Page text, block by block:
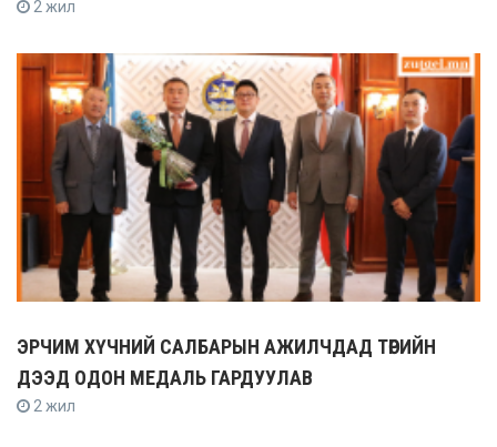
2 жил
ЭРЧИМ ХҮЧНИЙ САЛБАРЫН АЖИЛЧДАД ТӨРИЙН
ДЭЭД ОДОН МЕДАЛЬ ГАРДУУЛАВ
2 жил